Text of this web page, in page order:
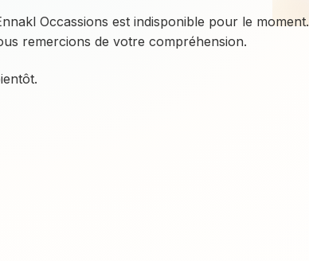
Occassions est indisponible pour le moment.
remercions de votre compréhension.